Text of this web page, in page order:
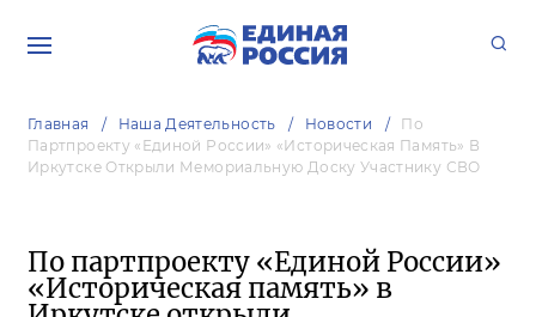
Главная Наша Деятельность Новости
По
Партпроекту «Единой России» «Историческая Память» В
Иркутске Открыли Мемориальную Доску Участнику СВО
По партпроекту «Единой России»
«Историческая память» в